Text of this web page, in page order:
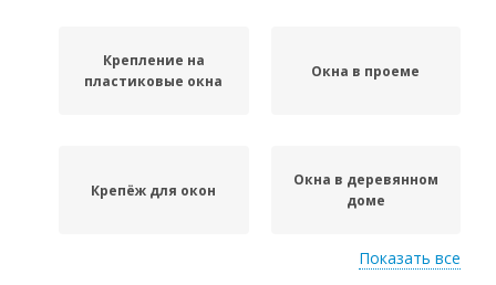
Крепление на
пластиковые окна
Окна в проеме
Крепёж для окон
Окна в деревянном
доме
Показать все